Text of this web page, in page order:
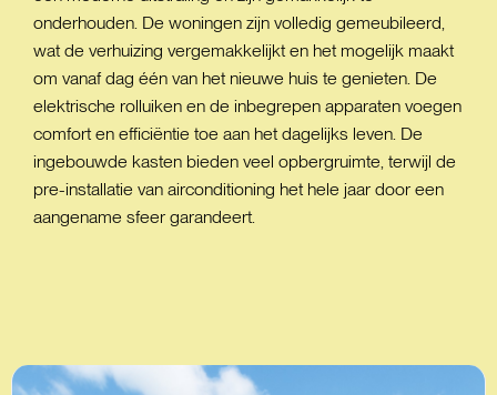
onderhouden. De woningen zijn volledig gemeubileerd,
wat de verhuizing vergemakkelijkt en het mogelijk maakt
om vanaf dag één van het nieuwe huis te genieten. De
elektrische rolluiken en de inbegrepen apparaten voegen
comfort en efficiëntie toe aan het dagelijks leven. De
ingebouwde kasten bieden veel opbergruimte, terwijl de
pre-installatie van airconditioning het hele jaar door een
aangename sfeer garandeert.